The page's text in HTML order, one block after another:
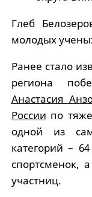
Глеб
молодых
Ранее стало
региона
Анастасия
России по
одной из
категорий –
спортсменок,
участниц.